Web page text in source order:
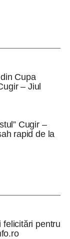
Cupa
– Jiul
Cugir –
rapid de la
felicitări pentru